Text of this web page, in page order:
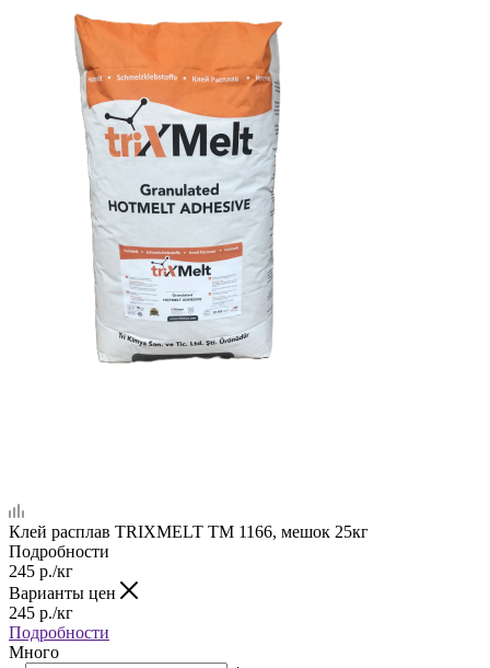
Клей расплав TRIXMELT TM 1166, мешок 25кг
Подробности
245 р./кг
Варианты цен
245 р./кг
Подробности
Много